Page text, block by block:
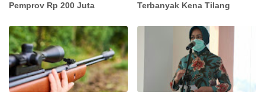
Pemprov Rp 200 Juta
Terbanyak Kena Tilang